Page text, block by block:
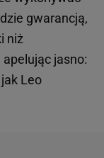
gwarancją,
niż
jasno:
Leo